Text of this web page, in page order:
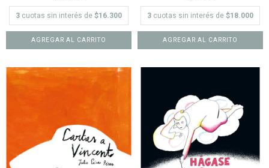
3 cuotas sin interés de $16.300 3 cuotas sin interés de $18.000